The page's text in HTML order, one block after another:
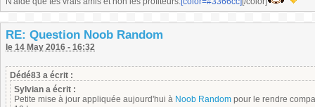
RE: Question Noob Random
le 14 May 2016 - 16:32
Dédé83 a écrit :
Sylvian a écrit :
Petite mise à jour appliquée aujourd'hui à Noob Random pour le rendre